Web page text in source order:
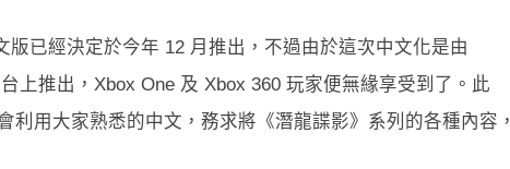
已經決定於今年 12 月推出，不過由於這次中文化是由
上推出，Xbox One 及 Xbox 360 玩家便無緣享受到了。此
用大家熟悉的中文，務求將《潛龍諜影》系列的各種內容，